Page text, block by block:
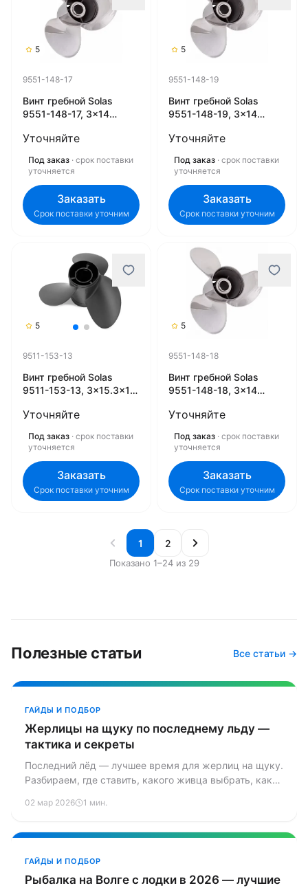
5
9551-148-17
Винт гребной Solas
9551-148-17, 3x14
Уточняйте
Под заказ · срок поставки
уточняется
Заказать
Срок поставки уточним
5
9551-148-19
Винт гребной Solas
9551-148-19, 3x14
Уточняйте
Под заказ · срок поставки
уточняется
Заказать
Срок поставки уточним
5
9511-153-13
Винт гребной Solas
9511-153-13, 3x15.3x13
Уточняйте
Под заказ · срок поставки
уточняется
Заказать
Срок поставки уточним
5
9551-148-18
Винт гребной Solas
9551-148-18, 3x14
Уточняйте
Под заказ · срок поставки
уточняется
Заказать
Срок поставки уточним
1 2
Показано 1–24 из 29
Полезные статьи Все статьи →
ГАЙДЫ И ПОДБОР
Жерлицы на щуку по последнему льду —
тактика и секреты
Последний лёд — лучшее время для жерлиц на щуку.
Разбираем, где ставить, какого живца выбрать, как
02 мар 2026 1 мин.
ГАЙДЫ И ПОДБОР
Рыбалка на Волге с лодки в 2026 — лучшие